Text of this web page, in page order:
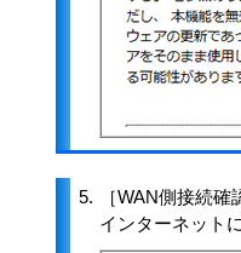
5.
［WAN側接続確
インターネット